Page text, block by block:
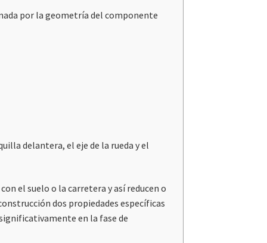
por la geometría del componente
delantera, el eje de la rueda y el
el suelo o la carretera y así reducen o
dos propiedades específicas
en la fase de